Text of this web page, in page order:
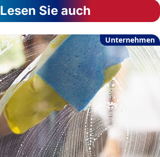
Lesen Sie auch
Unternehmen